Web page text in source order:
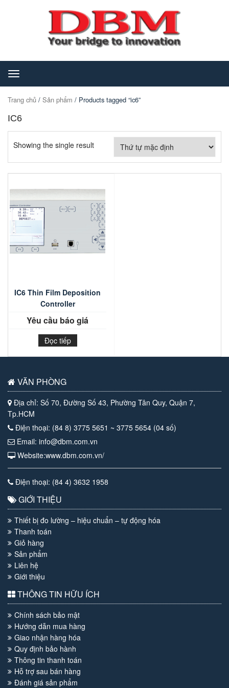
Toggle
navigation
Trang chủ / Sản phẩm / Products tagged “ic6”
IC6
Showing the single result
IC6 Thin Film Deposition
Controller
Yêu cầu báo giá
Đọc tiếp
VĂN PHÒNG
Địa chỉ: Số 70, Đường Số 43, Phường Tân Quy, Quận 7,
Tp.HCM
Điện thoại: (84 8) 3775 5651 ~ 3775 5654 (04 số)
Email: info@dbm.com.vn
Website:www.dbm.com.vn/
Điện thoại: (84 4) 3632 1958
GIỚI THIỆU
Thiết bị đo lường – hiệu chuẩn – tự động hóa
Thanh toán
Giỏ hàng
Sản phẩm
Liên hệ
Giới thiệu
THÔNG TIN HỮU ÍCH
Chính sách bảo mật
Hướng dẫn mua hàng
Giao nhận hàng hóa
Quy định bảo hành
Thông tin thanh toán
Hỗ trợ sau bán hàng
Đánh giá sản phẩm